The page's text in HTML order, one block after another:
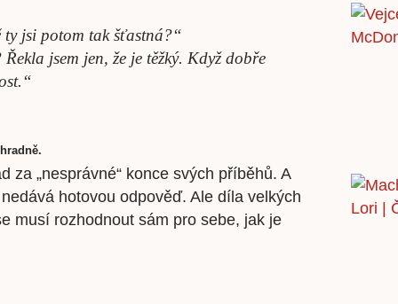
ty jsi potom tak šťastná?“
jsem jen, že je těžký. Když dobře
za „nesprávné“ konce svých příběhů. A
hotovou odpověď. Ale díla velkých
musí rozhodnout sám pro sebe, jak je